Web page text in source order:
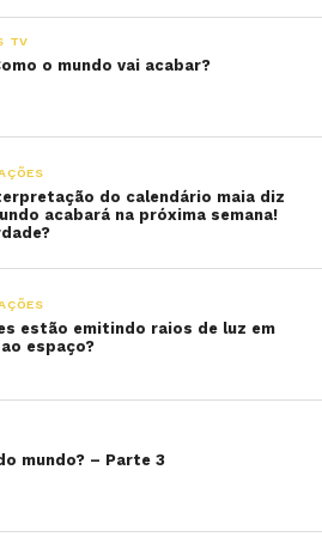
TV
o mundo vai acabar?
do calendário maia diz
acabará na próxima semana!
estão emitindo raios de luz em
espaço?
mundo? – Parte 3